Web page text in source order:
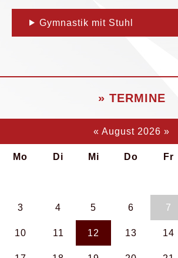
Gymnastik mit Stuhl
» TERMINE
« August 2026 »
Mo Di Mi Do Fr
3 4 5 6 7
10 11 12 13 14